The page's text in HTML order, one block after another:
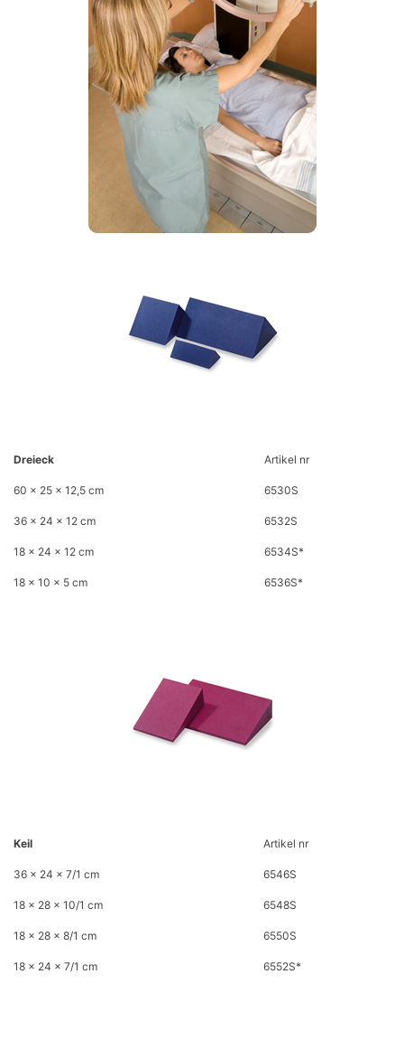
Dreieck
60 x 25 x 12,5 cm
36 x 24 x 12 cm
18 x 24 x 12 cm
18 x 10 x 5 cm
Artikel nr
6530S
6532S
6534S*
6536S*
Keil
36 x 24 x 7/1 cm
18 x 28 x 10/1 cm
18 x 28 x 8/1 cm
18 x 24 x 7/1 cm
Artikel nr
6546S
6548S
6550S
6552S*